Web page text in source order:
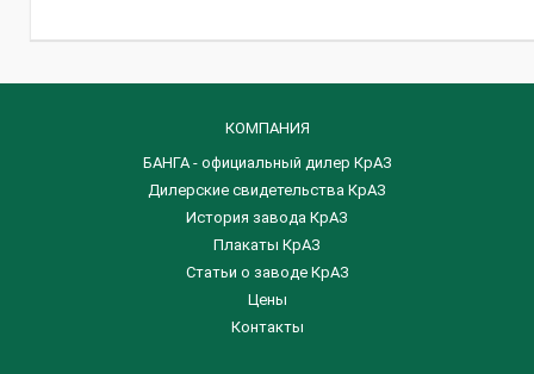
КОМПАНИЯ
БАНГА - официальный дилер КрАЗ
Дилерские свидетельства КрАЗ
История завода КрАЗ
Плакаты КрАЗ
Статьи о заводе КрАЗ
Цены
Контакты